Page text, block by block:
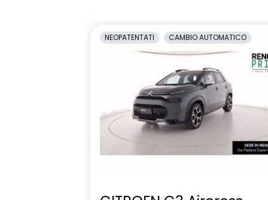
Retrovisori laterali regolabili
elettricamente
Sedile
altezza
Sensori di
Sistema di controllo della
pressione pneumatici indiretto
Sistema di
vigilanza del
Volante in pelle TEP
Volante
profondità
NEOPATENTATI CAMBIO AUTOMATICO